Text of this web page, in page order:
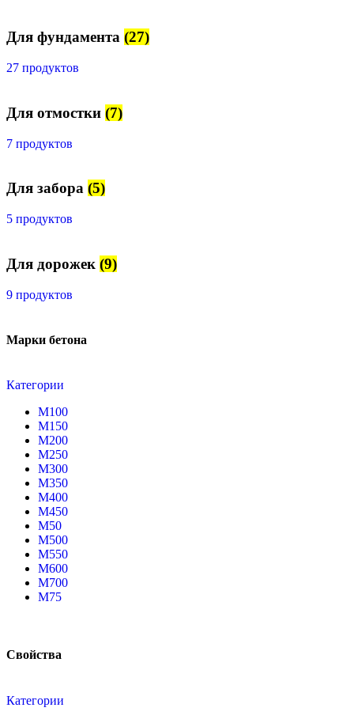
Для фундамента (27)
27 продуктов
Для отмостки (7)
7 продуктов
Для забора (5)
5 продуктов
Для дорожек (9)
9 продуктов
Марки бетона
Категории
М100
М150
М200
М250
М300
М350
М400
М450
М50
М500
М550
М600
М700
М75
Свойства
Категории